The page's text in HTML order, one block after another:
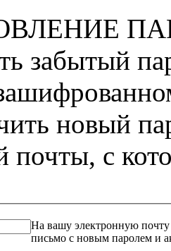
забытый
новый
почты, с
На вашу электронную почту
письмо с новым паролем и